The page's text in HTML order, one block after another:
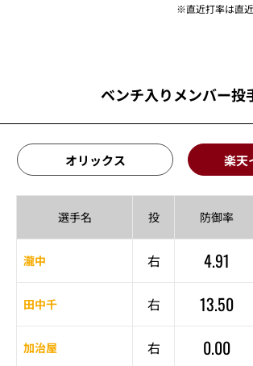
※直近打率は直近
ベンチ入りメンバー投
オリックス 楽天
選手名 投 防御率
瀧中 右 4.91
田中千 右 13.50
加治屋 右 0.00